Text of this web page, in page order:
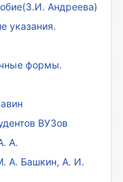
Андреева)
указания.
формы.
ВУЗов
А.
А. Башкин, А. И.